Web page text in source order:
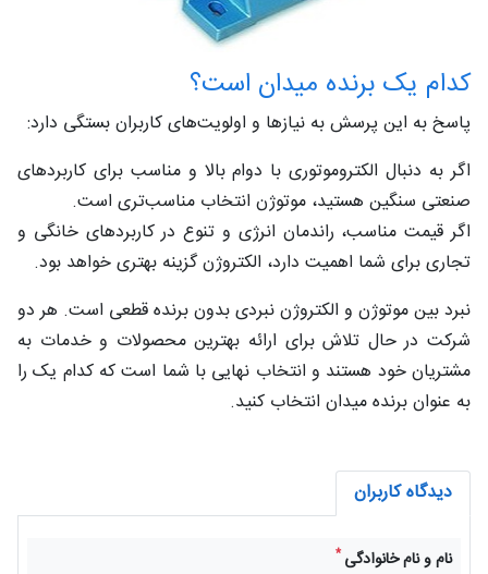
کدام یک برنده میدان است؟
پاسخ به این پرسش به نیازها و اولویت‌های کاربران بستگی دارد:
اگر به دنبال الکتروموتوری با دوام بالا و مناسب برای کاربردهای
صنعتی سنگین هستید، موتوژن انتخاب مناسب‌تری است.
اگر قیمت مناسب، راندمان انرژی و تنوع در کاربردهای خانگی و
تجاری برای شما اهمیت دارد، الکتروژن گزینه بهتری خواهد بود.
نبرد بین موتوژن و الکتروژن نبردی بدون برنده قطعی است. هر دو
شرکت در حال تلاش برای ارائه بهترین محصولات و خدمات به
مشتریان خود هستند و انتخاب نهایی با شما است که کدام یک را
به عنوان برنده میدان انتخاب کنید.
دیدگاه کاربران
نام و نام خانوادگی*